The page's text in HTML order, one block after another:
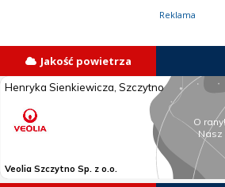
Reklama
Jakość powietrza